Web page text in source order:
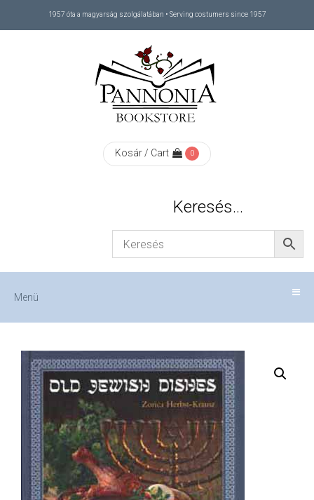
1957 óta a magyarság szolgálatában • Serving costumers since 1957
Kosár / Cart 0
Keresés…
Menü
SHOP
KAPCSOLAT